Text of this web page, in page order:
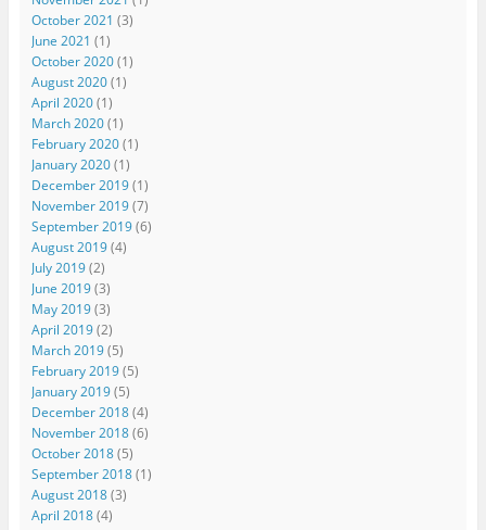
October 2021 (3)
June 2021 (1)
October 2020(1)
August 2020(1)
April 2020(1)
March 2020(1)
February 2020(1)
January 2020(1)
December 2019(1)
November 2019(7)
September 2019(6)
August 2019(4)
July 2019(2)
June 2019(3)
May 2019(3)
April 2019(2)
March 2019(5)
February 2019(5)
January 2019(5)
December 2018(4)
November 2018(6)
October 2018(5)
September 2018(1)
August 2018(3)
April 2018(4)